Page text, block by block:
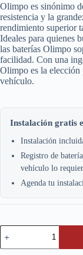
Olimpo es sinónimo
resistencia y la
rendimiento superior
Ideales para quienes
las baterías Olimpo
facilidad. Con una
Olimpo es la elección
vehículo.
Instalación gratis
Instalación
Registro de
vehículo lo
Agenda tu
Olimpo
170AH
4DLT